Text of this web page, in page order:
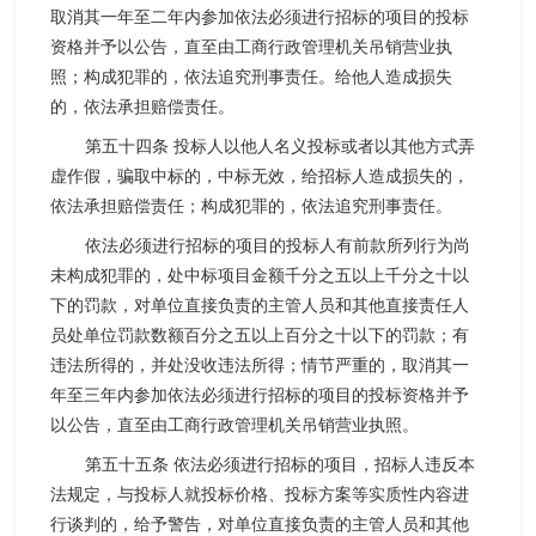
取消其一年至二年内参加依法必须进行招标的项目的投标
资格并予以公告，直至由工商行政管理机关吊销营业执
照；构成犯罪的，依法追究刑事责任。给他人造成损失
的，依法承担赔偿责任。
第五十四条 投标人以他人名义投标或者以其他方式弄
虚作假，骗取中标的，中标无效，给招标人造成损失的，
依法承担赔偿责任；构成犯罪的，依法追究刑事责任。
依法必须进行招标的项目的投标人有前款所列行为尚
未构成犯罪的，处中标项目金额千分之五以上千分之十以
下的罚款，对单位直接负责的主管人员和其他直接责任人
员处单位罚款数额百分之五以上百分之十以下的罚款；有
违法所得的，并处没收违法所得；情节严重的，取消其一
年至三年内参加依法必须进行招标的项目的投标资格并予
以公告，直至由工商行政管理机关吊销营业执照。
第五十五条 依法必须进行招标的项目，招标人违反本
法规定，与投标人就投标价格、投标方案等实质性内容进
行谈判的，给予警告，对单位直接负责的主管人员和其他